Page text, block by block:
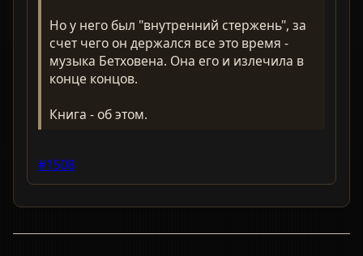
Но у него был "внутренний стержень", за
счет чего он держался все это время -
музыка Бетховена. Она его и излечила в
конце концов.
Книга - об этом.
#1508